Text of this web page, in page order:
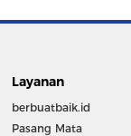
Layanan
berbuatbaik.id
Pasang Mata